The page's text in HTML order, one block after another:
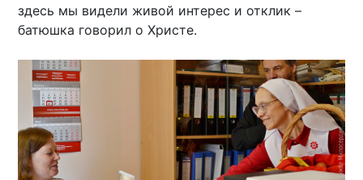
здесь мы видели живой интерес и отклик –
батюшка говорил о Христе.